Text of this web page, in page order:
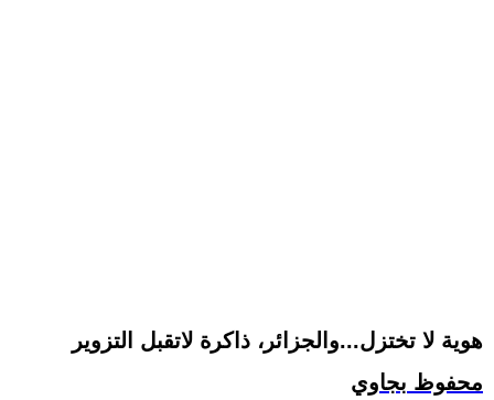
هوية لا تختزل...والجزائر، ذاكرة لاتقبل التزوير
محفوظ بجاوي